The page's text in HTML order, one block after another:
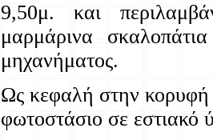
9,50μ. και
μαρμάρινα
μηχανήματος.
Ως κεφαλή στην κορυφή
φωτοστάσιο σε εστιακό